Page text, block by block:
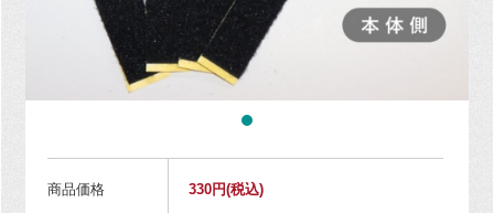
商品価格 330円(税込)